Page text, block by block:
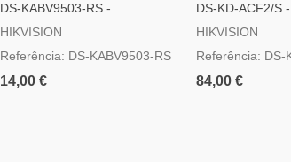
DS-KABV9503-RS -
Montagem Em Superfície
HIKVISION
Referência: DS-KABV9503-RS
14,00 €
DS-KD-ACF2/S
Frontal E Caixa
HIKVISION
Referência: DS-
84,00 €